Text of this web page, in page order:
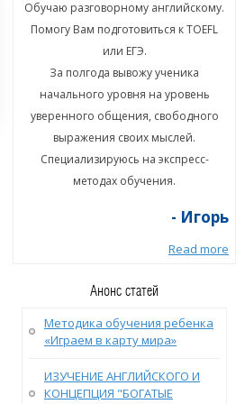
Обучаю разговорному английскому.
Помогу Вам подготовиться к TOEFL
или ЕГЭ.
За полгода вывожу ученика
начального уровня на уровень
уверенного общения, свободного
выражения своих мыслей.
Специализируюсь на экспресс-
методах обучения.
- Игорь
Read more
Анонс статей
Методика обучения ребенка
«Играем в карту мира»
ИЗУЧЕНИЕ АНГЛИЙСКОГО И
КОНЦЕПЦИЯ "БОГАТЫЕ